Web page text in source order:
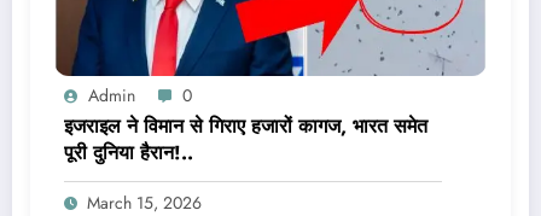
Admin 0
इजराइल ने विमान से गिराए हजारों कागज, भारत समेत
पूरी दुनिया हैरान!..
March 15, 2026